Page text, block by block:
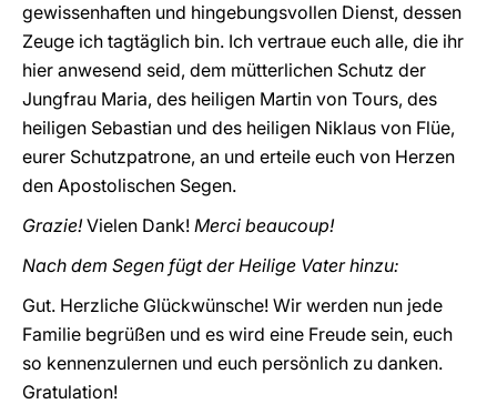
gewissenhaften und hingebungsvollen Dienst, dessen
Zeuge ich tagtäglich bin. Ich vertraue euch alle, die ihr
hier anwesend seid, dem mütterlichen Schutz der
Jungfrau Maria, des heiligen Martin von Tours, des
heiligen Sebastian und des heiligen Niklaus von Flüe,
eurer Schutzpatrone, an und erteile euch von Herzen
den Apostolischen Segen.
Grazie!Vielen Dank! Merci beaucoup!
Nach dem Segen fügt der Heilige Vater hinzu:
Gut. Herzliche Glückwünsche! Wir werden nun jede
Familie begrüßen und es wird eine Freude sein, euch
so kennenzulernen und euch persönlich zu danken.
Gratulation!